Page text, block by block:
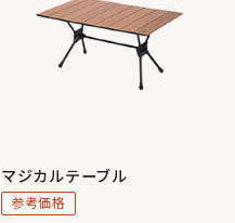
マジカルテーブル
参考価格